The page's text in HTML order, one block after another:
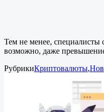
Тем не менее, специалисты
возможно, даже
РубрикиКриптовалюты,